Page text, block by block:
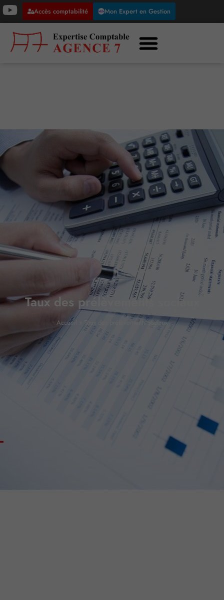
Accès comptabilité Mon Expert en Gestion
Taux des prélèvements sociaux
Accueil Taux des prélèvements sociaux